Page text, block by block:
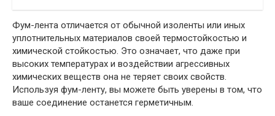
Фум-лента отличается от обычной изоленты или иных
уплотнительных материалов своей термостойкостью и
химической стойкостью. Это означает, что даже при
высоких температурах и воздействии агрессивных
химических веществ она не теряет своих свойств.
Используя фум-ленту, вы можете быть уверены в том, что
ваше соединение останется герметичным.